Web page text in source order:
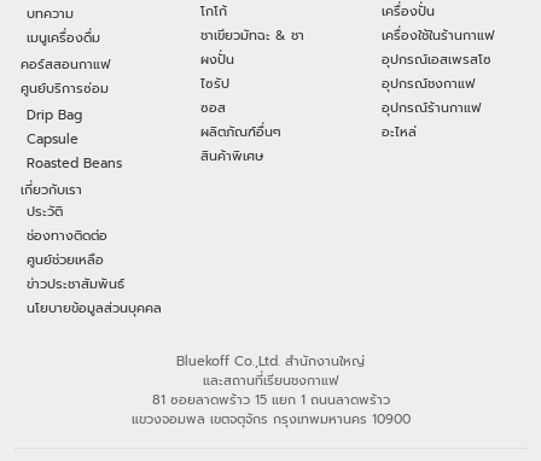
บทความ
เมนูเครื่องดื่ม
คอร์สสอนกาแฟ
ศูนย์บริการซ่อม
Drip Bag
Capsule
Roasted Beans
เกี่ยวกับเรา
ประวัติ
ช่องทางติดต่อ
ศูนย์ช่วยเหลือ
ข่าวประชาสัมพันธ์
นโยบายข้อมูลส่วนบุคคล
โกโก้
ชาเขียวมัทฉะ & ชา
ผงปั่น
ไซรัป
ซอส
ผลิตภัณฑ์อื่นๆ
สินค้าพิเศษ
เครื่องปั่น
เครื่องใช้ในร้านกาแฟ
อุปกรณ์เอสเพรสโซ
อุปกรณ์ชงกาแฟ
อุปกรณ์ร้านกาแฟ
อะไหล่
Bluekoff Co.,Ltd. สำนักงานใหญ่
และสถานที่เรียนชงกาแฟ
81 ซอยลาดพร้าว 15 แยก 1 ถนนลาดพร้าว
แขวงจอมพล เขตจตุจักร กรุงเทพมหานคร 10900